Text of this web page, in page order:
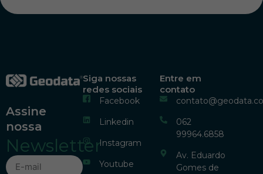
Assine
nossa
Newsletter
Siga nossas
redes sociais
Facebook
Linkedin
Instagram
Youtube
Entre em
contato
062
99964.6858
Av. Eduardo
Gomes de